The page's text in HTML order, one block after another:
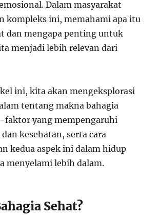
Dalam masyarakat
kompleks ini, memahami apa itu
dan mengapa penting untuk
menjadi lebih relevan dari
ini, kita akan mengeksplorasi
tentang makna bahagia
faktor yang mempengaruhi
kesehatan, serta cara
kedua aspek ini dalam hidup
menyelami lebih dalam.
Sehat?